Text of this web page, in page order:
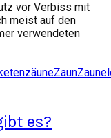
vor Verbiss mit
meist auf den
verwendeten
Zaun
es?